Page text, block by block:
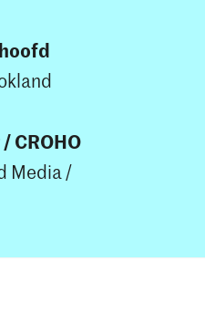
CROHO
Media /